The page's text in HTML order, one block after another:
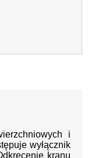
i
wyłącznik
kranu